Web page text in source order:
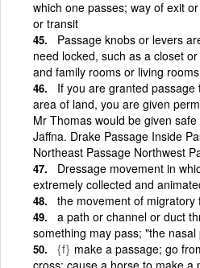
which one passes; way of exit
or transit
Passage knobs or levers
need locked, such as a closet
and family rooms or living rooms
If you are granted
area of land, you are given
Mr Thomas would be given
Jaffna. Drake Passage Inside
Northeast Passage Northwest
Dressage movement in
extremely collected and
the movement of
a path or channel or duct
something may pass; "the nasal
{f} make a passage; go
cross; cause a horse to make a